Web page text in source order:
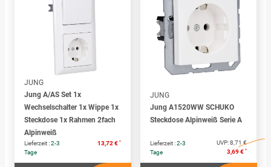
JUNG
Jung A/AS Set 1x
Wechselschalter 1x Wippe 1x
Steckdose 1x Rahmen 2fach
Alpinweiß
Lieferzeit :2-3
Tage
13,72 € *
JUNG
Jung A1520WW SCHUKO
Steckdose Alpinweiß Serie A
Lieferzeit :2-3
Tage
UVP:8,71 €
3,69 € *